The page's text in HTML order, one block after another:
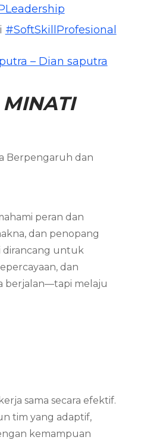
i #SoftSkillProfesional
– Dian saputra
MINATI
Berpengaruh dan
peran dan
dan penopang
dirancang untuk
dan
berjalan—tapi melaju
sama secara efektif.
tim yang adaptif,
kemampuan